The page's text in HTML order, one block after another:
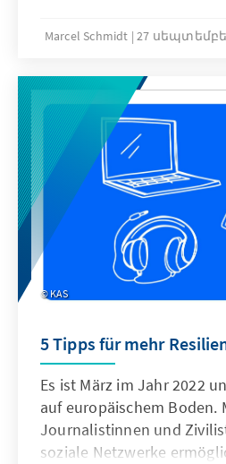
Marcel Schmidt 27
KAS
5 Tipps für mehr
Es ist März im Jahr 2022
auf europäischem Boden.
Journalistinnen und
soziale Netzwerke